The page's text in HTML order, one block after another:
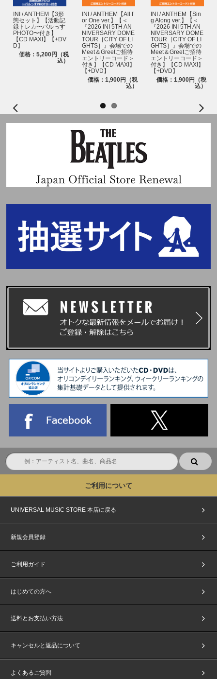
INI / ANTHEM【3形
態セット】【活動記
録トレカ〜パルっす
PHOTO〜付き】
【CD MAXI】【+DV
D】
価格：5,200円（税
込）
INI / ANTHEM【All f
or One ver.】【＜
『2026 INI 5TH AN
NIVERSARY DOME
TOUR［CITY OF LI
GHTS］』会場での
Meet＆Greetご招待
エントリーコード＞
付き】【CD MAXI】
【+DVD】
価格：1,900円（税
込）
INI / ANTHEM【Sin
g Along ver.】【＜
『2026 INI 5TH AN
NIVERSARY DOME
TOUR［CITY OF LI
GHTS］』会場での
Meet＆Greetご招待
エントリーコード＞
付き】【CD MAXI】
【+DVD】
価格：1,900円（税
込）
ご利用について
UNIVERSAL MUSIC STORE 本店に戻る
新規会員登録
ご利用ガイド
はじめての方へ
送料とお支払い方法
キャンセルと返品について
よくあるご質問